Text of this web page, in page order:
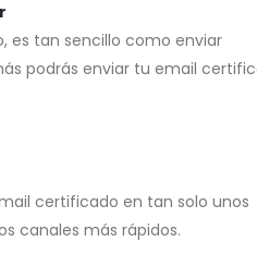
es tan sencillo como enviar
podrás enviar tu email
certificado en tan solo unos
canales más rápidos.